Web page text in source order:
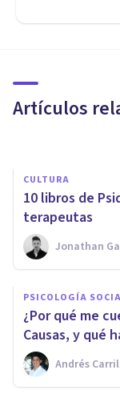
Artículos
¿Cuál es
CULTURA
​10 libros de
terapeutas
Jonathan
PSICOLOGÍA
¿Por qué me
Causas, y qué
Andrés
PSICOLOGÍA
Adrián